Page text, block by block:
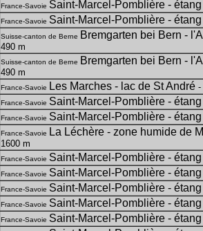
France-Savoie Saint-Marcel-Pomblière -
France-Savoie Saint-Marcel-Pomblière -
Suisse-canton de Berne Bremgarten bei Bern -
490 m
Suisse-canton de Berne Bremgarten bei Bern -
490 m
France-Savoie Les Marches - lac de St André -
France-Savoie Saint-Marcel-Pomblière -
France-Savoie Saint-Marcel-Pomblière -
France-Savoie La Léchère - zone humide de
1600 m
France-Savoie Saint-Marcel-Pomblière -
France-Savoie Saint-Marcel-Pomblière -
France-Savoie Saint-Marcel-Pomblière -
France-Savoie Saint-Marcel-Pomblière -
France-Savoie Saint-Marcel-Pomblière -